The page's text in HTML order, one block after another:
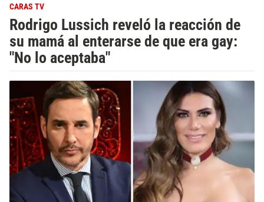
CARAS TV
Rodrigo Lussich reveló la reacción de
su mamá al enterarse de que era gay:
"No lo aceptaba"